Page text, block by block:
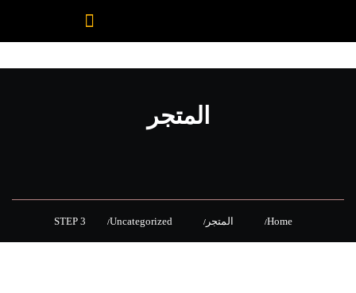
المتجر
Home المتجر Uncategorized
STEP 3